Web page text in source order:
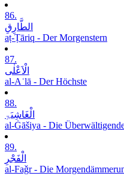
86.
الطَّارِقِ
aṭ-Ṭāriq - Der Morgenstern
87.
الْاَعْلٰی
al-Aʿlā - Der Höchste
88.
الْغَاشِیَۃِ
al-Ġāšiya - Die
89.
الْفَجْرِ
al-Faǧr - Die